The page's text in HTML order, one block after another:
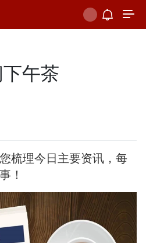
午茶
梳理今日主要资讯，每
！